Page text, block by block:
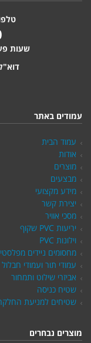
שעות
עמודים באתר
עמוד הבית
אודות
מוצרים
מבצעים
מידע מקצועי
יצירת קשר
מסכי אוויר
יריעות PVC שקוף
וילונות PVC
מחסומים ניידים
עמודי תור ועמודי חבלול
אביזרי שילוט ותמחור
שטיח כניסה
שטיחים למניעת
מוצרים נבחרים